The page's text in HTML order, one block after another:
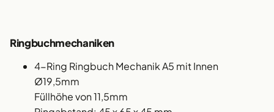
Ringbuchmechaniken
4-Ring Ringbuch Mechanik A5 mit Innen
Ø19,5mm
Füllhöhe von 11,5mm